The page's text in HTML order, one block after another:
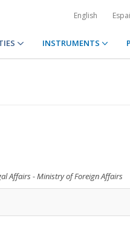
English
INSTRUMENTS
Affairs - Ministry of Foreign Affairs